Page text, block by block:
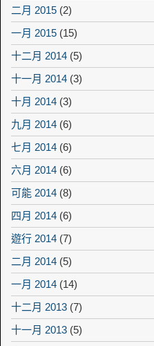
二月 2015 (2)
一月 2015 (15)
十二月 2014 (5)
十一月 2014 (3)
十月 2014 (3)
九月 2014 (6)
七月 2014 (6)
六月 2014 (6)
可能 2014 (8)
四月 2014 (6)
遊行 2014 (7)
二月 2014 (5)
一月 2014 (14)
十二月 2013 (7)
十一月 2013 (5)